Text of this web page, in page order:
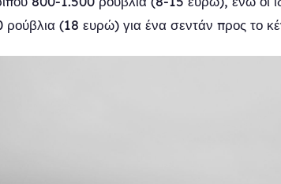
ρούβλια (18 ευρώ) για ένα σεντάν προς το